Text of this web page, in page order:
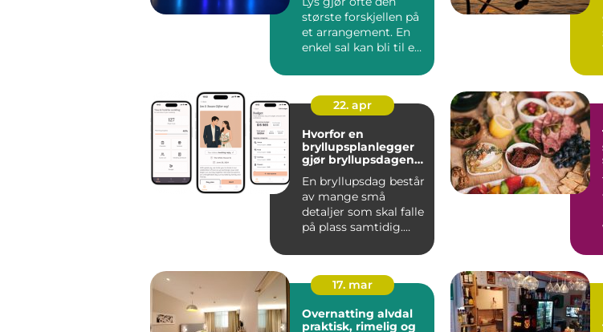
største forskjellen på
et arrangement. En
enkel sal kan bli til en
22. apr
Hvorfor en
bryllupsplanlegger
gjør bryllupsdagen
En bryllupsdag består
av mange små
detaljer som skal falle
på plass samtidig.
17. mar
Overnatting alvdal
praktisk, rimelig og